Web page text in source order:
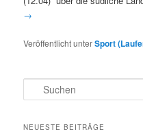
→
Veröffentlicht unterSport
u
h
NEUESTE BEITRÄGE